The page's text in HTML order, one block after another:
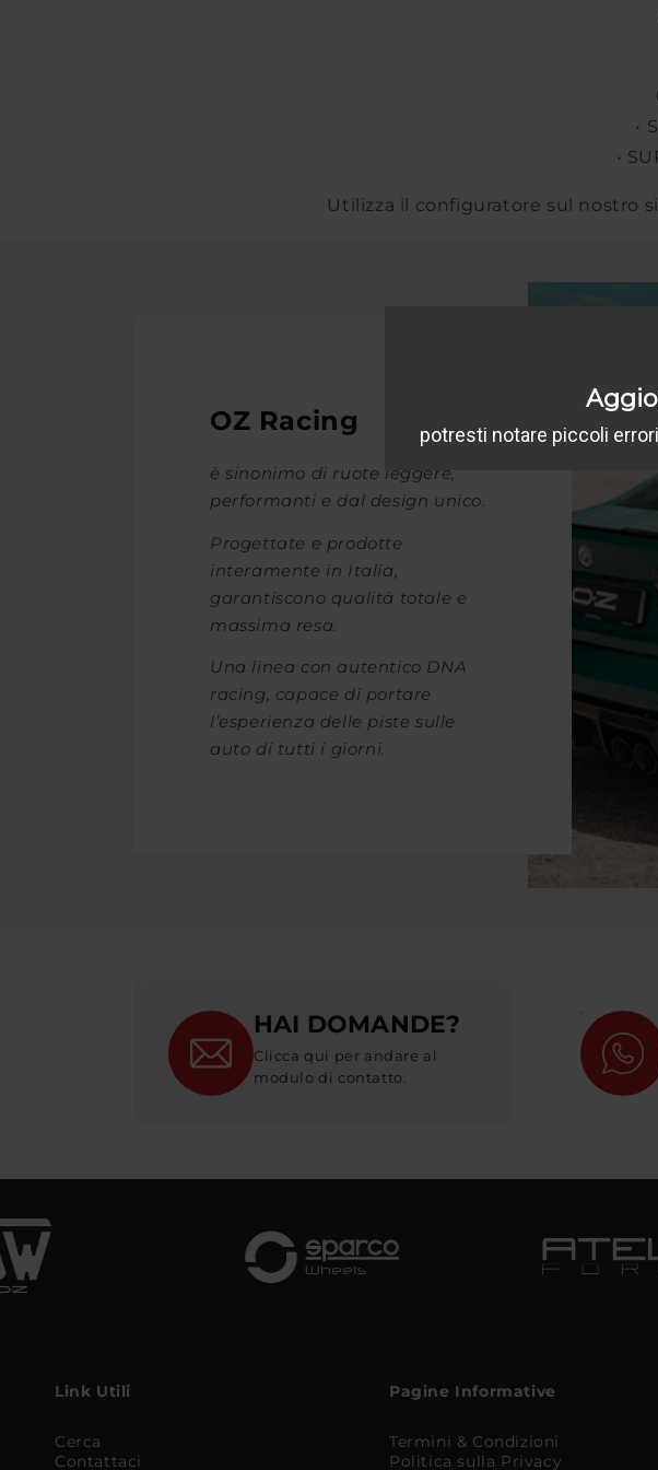
•
•
Utilizza il configuratore sul nostro
OZ Racing
è sinonimo di ruote leggere,
performanti e dal design unico.
Progettate e prodotte
interamente in Italia,
garantiscono qualità totale e
massima resa.
Una linea con autentico DNA
racing, capace di portare
l’esperienza delle piste sulle
auto di tutti i giorni.
HAI DOMANDE?
Clicca qui per andare al
modulo di contatto.
Link Utili
Cerca
Contattaci
Pagine Informative
Termini & Condizioni
Politica sulla Privacy